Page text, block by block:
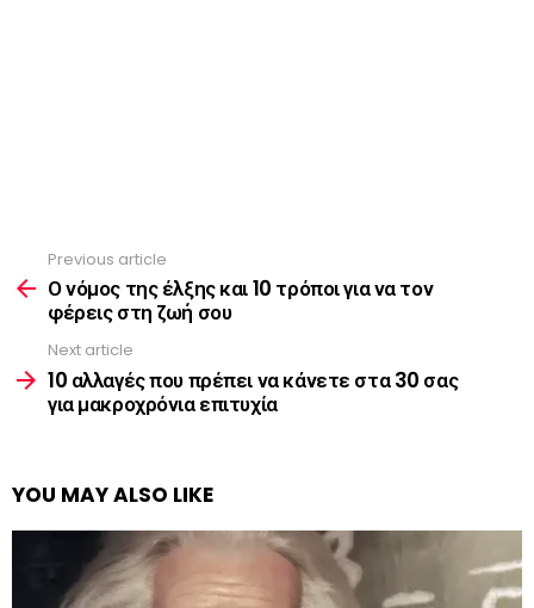
more
Previous article
Ο νόμος της έλξης και 10 τρόποι για να τον
φέρεις στη ζωή σου
Next article
10 αλλαγές που πρέπει να κάνετε στα 30 σας
για μακροχρόνια επιτυχία
YOU MAY ALSO LIKE